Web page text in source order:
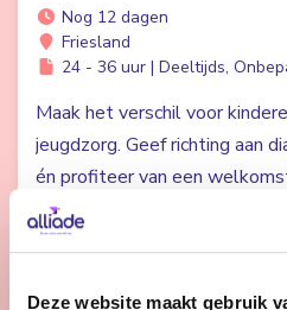
Deze website maakt gebruik
Nog 12 dagen
Friesland
24 - 36 uur | Deeltijds,
Maak het verschil voor
jeugdzorg. Geef richting aan
én profiteer van een
maandsalaris.